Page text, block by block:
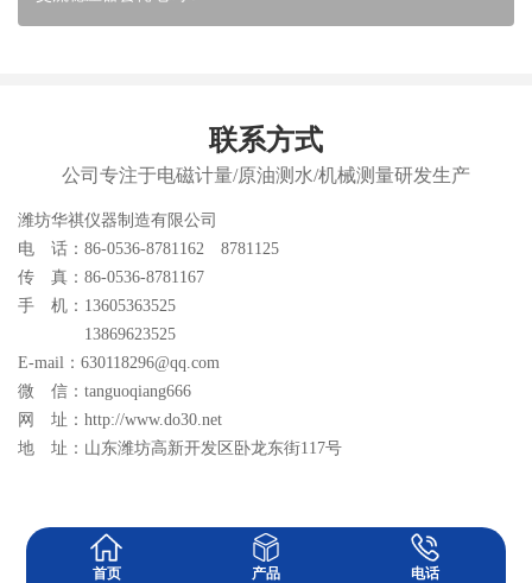
联系方式
公司专注于电磁计量/原油测水/机械测量研发生产
潍坊华祺仪器制造有限公司
电 话：86-0536-8781162 8781125
传 真：86-0536-8781167
手 机：13605363525
13869623525
E-mail：630118296@qq.com
微 信：tanguoqiang666
网 址：http://www.do30.net
地 址：山东潍坊高新开发区卧龙东街117号
首页 产品 电话